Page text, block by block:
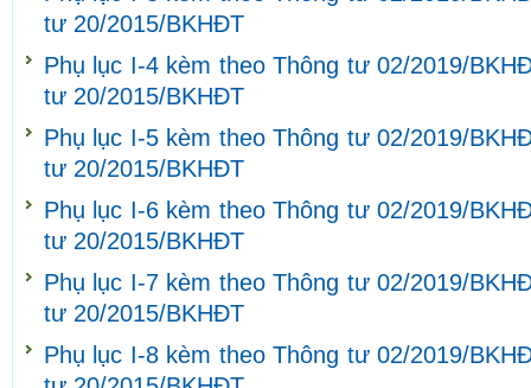
tư 20/2015/BKHĐT
Phụ lục I-4 kèm theo Thông tư 02/2019/
tư 20/2015/BKHĐT
Phụ lục I-5 kèm theo Thông tư 02/2019/
tư 20/2015/BKHĐT
Phụ lục I-6 kèm theo Thông tư 02/2019/
tư 20/2015/BKHĐT
Phụ lục I-7 kèm theo Thông tư 02/2019/
tư 20/2015/BKHĐT
Phụ lục I-8 kèm theo Thông tư 02/2019/